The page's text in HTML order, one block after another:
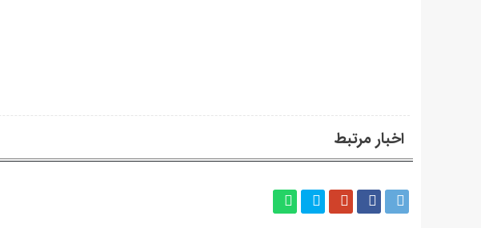
اخبار مرتبط